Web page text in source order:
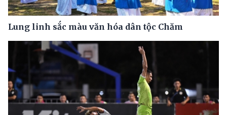
Lung linh sắc màu văn hóa dân tộc Chăm